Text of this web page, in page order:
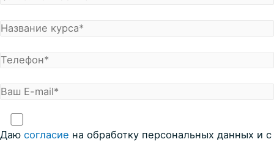
Даю согласие на обработку персональных данных и с